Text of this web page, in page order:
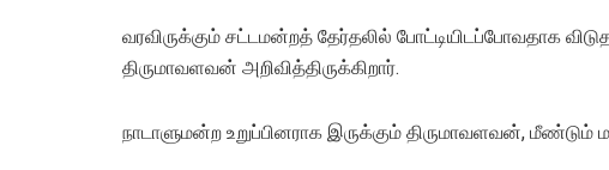
வரவிருக்கும் சட்டமன்றத் தேர்தலில் போட்டியிடப்போவதாக
திருமாவளவன் அறிவித்திருக்கிறார்.
நாடாளுமன்ற உறுப்பினராக இருக்கும் திருமாவளவன், மீண்டும்